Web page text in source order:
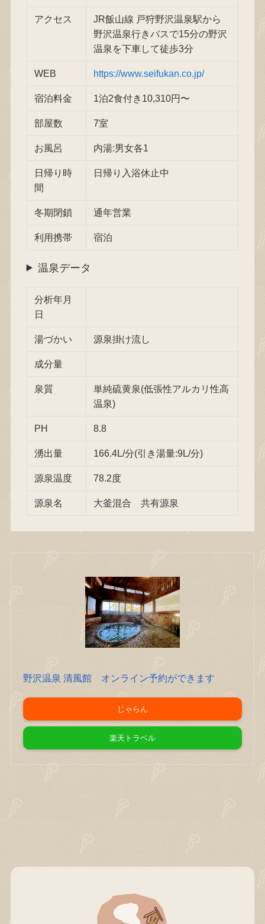
アクセス
JR飯山線 戸狩野沢温泉駅から
野沢温泉行きバスで15分の野沢
温泉を下車して徒歩3分
WEB https://www.seifukan.co.jp/
宿泊料金 1泊2食付き10,310円〜
部屋数 7室
お風呂 内湯:男女各1
日帰り時
間
日帰り入浴休止中
冬期閉鎖 通年営業
利用携帯 宿泊
温泉データ
分析年月
日
湯づかい 源泉掛け流し
成分量
泉質
単純硫黄泉(低張性アルカリ性高
温泉)
PH 8.8
湧出量 166.4L/分(引き湯量:9L/分)
源泉温度 78.2度
源泉名 大釜混合 共有源泉
野沢温泉 清風館 オンライン予約ができます
じゃらん
楽天トラベル